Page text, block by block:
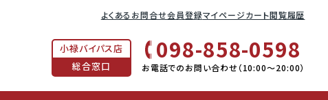
よくあるお問合せ会員登録マイページカート閲覧履歴
小禄バイパス店
総合窓口
098-858-0598
お電話でのお問い合わせ（10:00〜20:00）